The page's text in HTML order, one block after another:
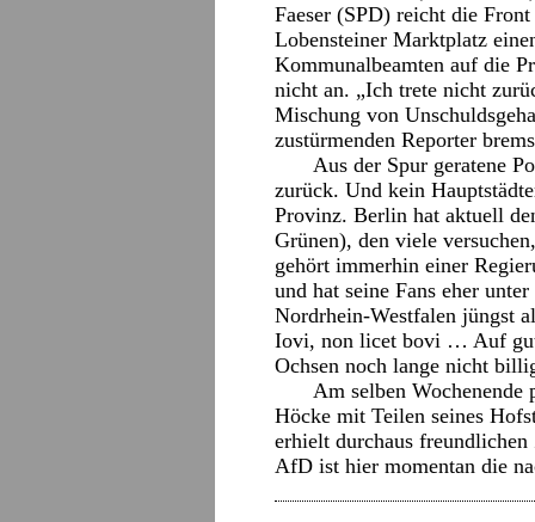
Faeser (SPD) reicht die
Lobensteiner Marktplatz
Kommunalbeamten auf die
nicht an. „Ich trete nicht
Mischung von
zustürmenden Reporter
Aus der Spur geratene
zurück. Und kein
Provinz. Berlin hat aktuell
Grünen), den viele
gehört immerhin einer
und hat seine Fans eher
Nordrhein-Westfalen jüngst
Iovi, non licet bovi … Auf gut
Ochsen noch lange nicht
Am selben Wochenende
Höcke mit Teilen seines
erhielt durchaus
AfD ist hier momentan die